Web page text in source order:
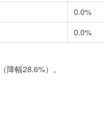
0.0%
0.0%
（降幅28.6%）。